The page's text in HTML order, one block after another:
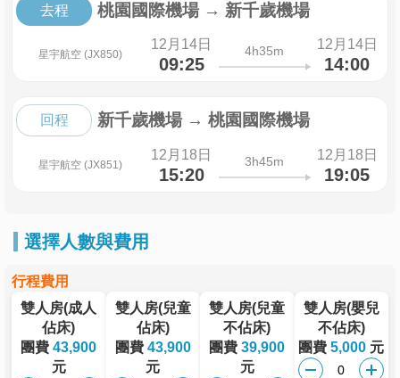
去程 桃園國際機場 → 新千歲機場
星宇航空 (JX850)
12月14日
09:25
4h35m 12月14日
14:00
回程 新千歲機場 → 桃園國際機場
星宇航空 (JX851)
12月18日
15:20
3h45m 12月18日
19:05
選擇人數與費用
行程費用
雙人房(成人
佔床)
團費43,900
元
雙人房(兒童
佔床)
團費 43,900
元
雙人房(兒童
不佔床)
團費39,900
元
雙人房(嬰兒
不佔床)
團費5,000 元